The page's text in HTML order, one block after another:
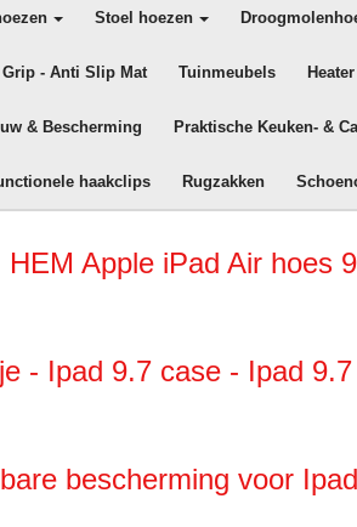
Stoel hoezen
- Anti Slip Mat Tuinmeubels
& Bescherming Praktische Keuken- &
haakclips Rugzakken
HEM Apple iPad Air hoes
- Ipad 9.7 case - Ipad
bescherming voor Ipad